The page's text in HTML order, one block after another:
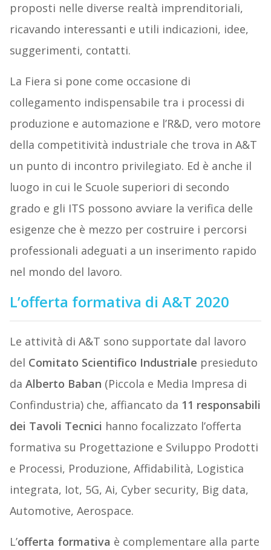
proposti nelle diverse realtà imprenditoriali,
ricavando interessanti e utili indicazioni, idee,
suggerimenti, contatti.
La Fiera si pone come occasione di
collegamento indispensabile tra i processi di
produzione e automazione e l’R&D, vero motore
della competitività industriale che trova in A&T
un punto di incontro privilegiato. Ed è anche il
luogo in cui le Scuole superiori di secondo
grado e gli ITS possono avviare la verifica delle
esigenze che è mezzo per costruire i percorsi
professionali adeguati a un inserimento rapido
nel mondo del lavoro.
L’offerta formativa di A&T 2020
Le attività di A&T sono supportate dal lavoro
del Comitato Scientifico Industriale presieduto
da Alberto Baban (Piccola e Media Impresa di
Confindustria) che, affiancato da 11 responsabili
dei Tavoli Tecnici hanno focalizzato l’offerta
formativa su Progettazione e Sviluppo Prodotti
e Processi, Produzione, Affidabilità, Logistica
integrata, Iot, 5G, Ai, Cyber security, Big data,
Automotive, Aerospace.
L’offerta formativa è complementare alla parte